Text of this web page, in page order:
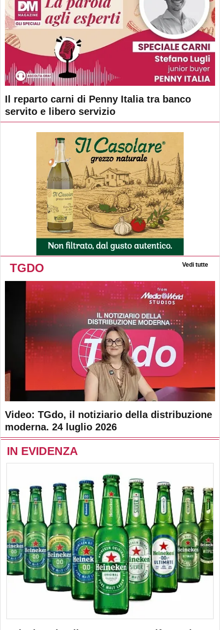
Il reparto carni di Penny Italia tra banco
servito e libero servizio
TGDO Vedi tutte
Video: TGdo, il notiziario della distribuzione
moderna. 24 luglio 2026
IN EVIDENZA